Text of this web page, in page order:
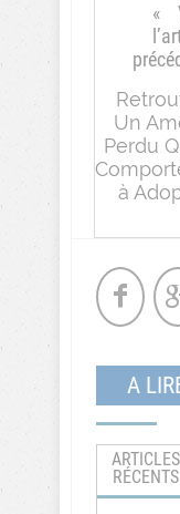
Un
Perdu
à
A
ARTICLES
RÉCENTS